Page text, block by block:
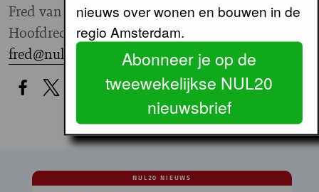
Fred van der Molen
Hoofdredacteur
fred@nul20.nl
NUL20 NIEUWS
nieuws over wonen en bouwen in de
regio Amsterdam.
Abonneer je op de
tweewekelijkse NUL20
nieuwsbrief